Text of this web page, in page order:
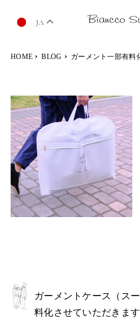
JA
HOME BLOG ガーメント一部有料
ガーメントケース（ス
料化させていただきます